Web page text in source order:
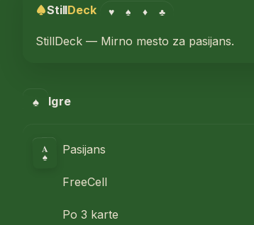
StillDeck ♥ ♠ ♦ ♣
StillDeck — Mirno mesto za pasijans.
♠ Igre
A
♠
Pasijans
FreeCell
Po 3 karte